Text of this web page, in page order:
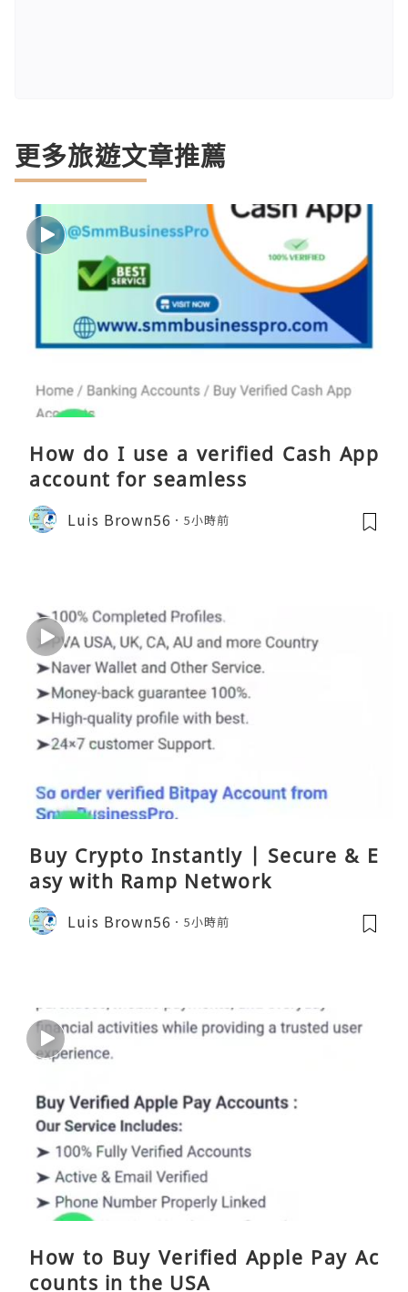
更多旅遊文章推薦
How do I use a verified Cash App
account for seamless
Luis Brown56 5小時前
Buy Crypto Instantly | Secure & E
asy with Ramp Network
Luis Brown56 5小時前
How to Buy Verified Apple Pay Ac
counts in the USA